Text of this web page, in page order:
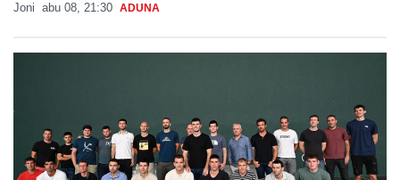
Joni abu 08, 21:30 ADUNA